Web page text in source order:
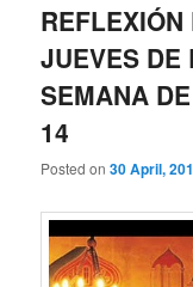
JUEVES DE
SEMANA
14
Posted on30 April,